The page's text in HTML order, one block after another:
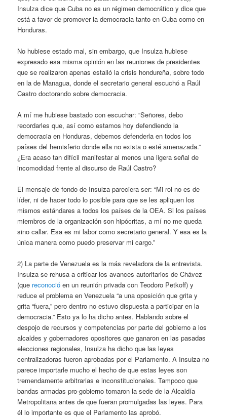
Insulza dice que Cuba no es un régimen democrático y dice que
está a favor de promover la democracia tanto en Cuba como en
Honduras.
No hubiese estado mal, sin embargo, que Insulza hubiese
expresado esa misma opinión en las reuniones de presidentes
que se realizaron apenas estalló la crisis hondureña, sobre todo
en la de Managua, donde el secretario general escuchó a Raúl
Castro doctorando sobre democracia.
A mí me hubiese bastado con escuchar: “Señores, debo
recordarles que, así como estamos hoy defendiendo la
democracia en Honduras, debemos defenderla en todos los
países del hemisferio donde ella no exista o esté amenazada.”
¿Era acaso tan difícil manifestar al menos una ligera señal de
incomodidad frente al discurso de Raúl Castro?
El mensaje de fondo de Insulza pareciera ser: “Mi rol no es de
líder, ni de hacer todo lo posible para que se les apliquen los
mismos estándares a todos los países de la OEA. Si los países
miembros de la organización son hipócritas, a mí no me queda
sino callar. Esa es mi labor como secretario general. Y esa es la
única manera como puedo preservar mi cargo.”
2) La parte de Venezuela es la más reveladora de la entrevista.
Insulza se rehusa a criticar los avances autoritarios de Chávez
(que reconoció en un reunión privada con Teodoro Petkoff) y
reduce el problema en Venezuela “a una oposición que grita y
grita “fuera,” pero dentro no estuvo dispuesta a participar en la
democracia.” Esto ya lo ha dicho antes. Hablando sobre el
despojo de recursos y competencias por parte del gobierno a los
alcaldes y gobernadores opositores que ganaron en las pasadas
elecciones regionales, Insulza ha dicho que las leyes
centralizadoras fueron aprobadas por el Parlamento. A Insulza no
parece importarle mucho el hecho de que estas leyes son
tremendamente arbitrarias e inconstitucionales. Tampoco que
bandas armadas pro-gobierno tomaron la sede de la Alcaldía
Metropolitana antes de que fueran promulgadas las leyes. Para
él lo importante es que el Parlamento las aprobó.